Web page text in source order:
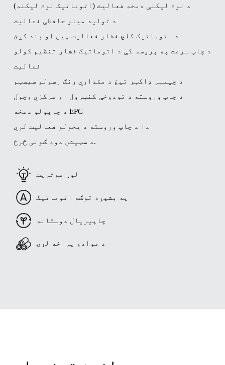
د نوم لیکنې دمخه فعالیت (اتوماتیک نوم لیکنه)
د تولید مینو حافظې فعالیت
د اتوماتیک کلچ فشار فعالیت پیل او بند کړئ
د چاپ سرعت په پروسه کې د اتوماتیک فشار تنظیم کولو
فعالیت
د چیمبر ډاکټر تیغ د مقداري رنګ رسولو سیسټم
د چاپ وروسته د تودوخې کنټرول او مرکزي وچول
د چاپولو دمخه EPC
دا د چاپ وروسته د یخولو فعالیت لري
د سټیشن دوه ګونی څرخ.
لوړ موثریت
په بشپړه توګه اتوماتیک
چاپیریال دوستانه
د موادو پراخه لړۍ